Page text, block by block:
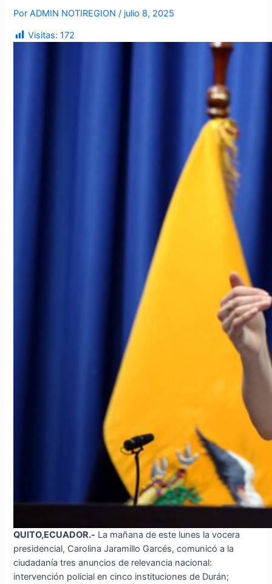
PorADMIN NOTIREGION/ julio 8, 2025
Visitas: 172
QUITO,ECUADOR.- La mañana de este lunes la vocera
presidencial, Carolina Jaramillo Garcés, comunicó a la
ciudadanía tres anuncios de relevancia nacional:
intervención policial en cinco instituciones de Durán;